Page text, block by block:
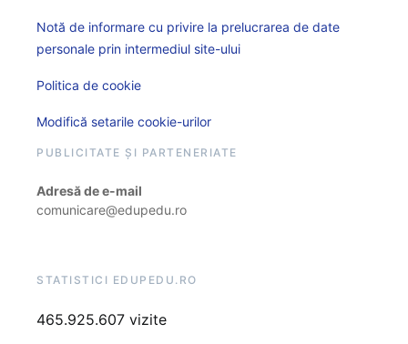
Notă de informare cu privire la prelucrarea de date
personale prin intermediul site-ului
Politica de cookie
Modifică setarile cookie-urilor
PUBLICITATE ȘI PARTENERIATE
Adresă de e-mail
comunicare@edupedu.ro
STATISTICI EDUPEDU.RO
465.925.607 vizite